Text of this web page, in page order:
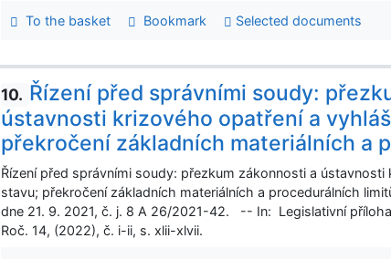
To the basket Bookmark Selected documents
10. Řízení před správními soudy:
ústavnosti krizového opatření a
překročení základních materiálních a
Řízení před správními soudy: přezkum zákonnosti a
stavu; překročení základních materiálních a procedurálních
dne 21. 9. 2021, č. j. 8 A 26/2021-42. -- In: Legislativní
Roč. 14, (2022), č. i-ii, s. xlii-xlvii.